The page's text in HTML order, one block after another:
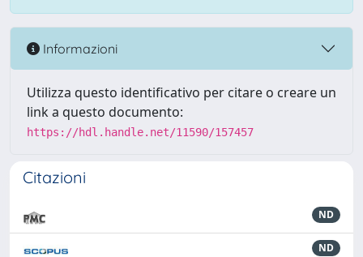
Informazioni
Utilizza questo identificativo per citare o creare un
link a questo documento:
https://hdl.handle.net/11590/157457
Citazioni
ND
ND